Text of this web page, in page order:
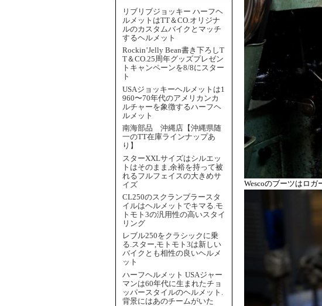
リブリブジョッキー ハーフヘ
ルメットはTT＆CO.オリジナ
ルのカスタムバイクとマッチ
するヘルメット
Rockin’Jelly Bean書き下ろしT
T＆CO.25周年グッズプレゼン
トキャンペーンを8/8にスター
ト
USAジョッキーヘルメットは1
960〜70年代のアメリカンカ
ルチャーを象徴するハーフヘ
ルメット
南海部品 沖縄店【沖縄県随
一のTT在庫ラインナップあ
り】
スターXXLサイズはシルエッ
トはそのまま,余裕を持って被
れるフルフェイスの大きめサ
イズ
CL250のスクランブラースタ
イルはヘルメットでキマる.モ
トモト3の汎用性の高いスタイ
リング
レブル250をクラシックに乗
る.スター,モトモト3は新しい
バイクとも相性の良いヘルメ
ット
ハーフヘルメット USAジャー
マンは60年代に生まれたチョ
ッパースタイルのヘルメット.
背景にはあのチームがいた
Wescoのブーツはロ